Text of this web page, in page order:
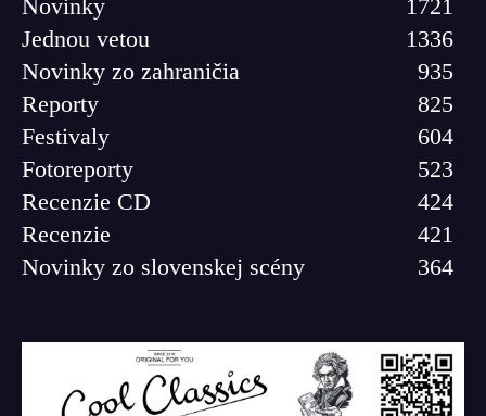
Novinky
1721
Jednou vetou
1336
Novinky zo zahraničia
935
Reporty
825
Festivaly
604
Fotoreporty
523
Recenzie CD
424
Recenzie
421
Novinky zo slovenskej scény
364